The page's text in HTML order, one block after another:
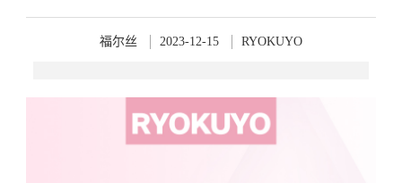
福尔丝 2023-12-15 RYOKUYO